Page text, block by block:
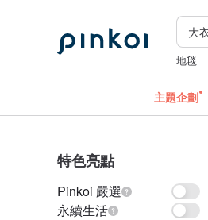
地毯
主題企劃
特色亮點
Pinkoi 嚴選
永續生活